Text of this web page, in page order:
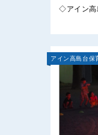
◇アイン
アイン高島台保